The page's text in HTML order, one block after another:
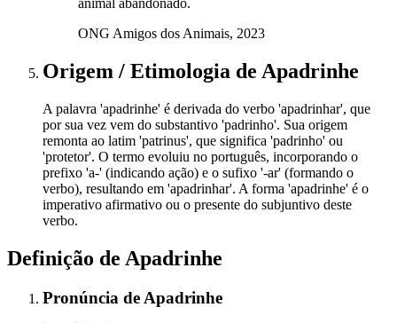
animal abandonado.
ONG Amigos dos Animais, 2023
Origem / Etimologia de Apadrinhe
A palavra 'apadrinhe' é derivada do verbo 'apadrinhar', que
por sua vez vem do substantivo 'padrinho'. Sua origem
remonta ao latim 'patrinus', que significa 'padrinho' ou
'protetor'. O termo evoluiu no português, incorporando o
prefixo 'a-' (indicando ação) e o sufixo '-ar' (formando o
verbo), resultando em 'apadrinhar'. A forma 'apadrinhe' é o
imperativo afirmativo ou o presente do subjuntivo deste
verbo.
Definição de Apadrinhe
Pronúncia de Apadrinhe